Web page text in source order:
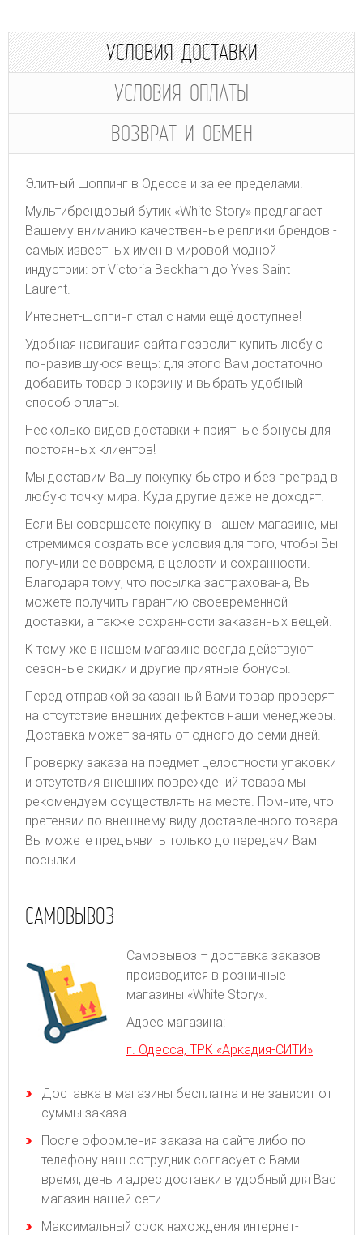
УСЛОВИЯ ДОСТАВКИ
УСЛОВИЯ ОПЛАТЫ
ВОЗВРАТ И ОБМЕН
Элитный шоппинг в Одессе и за ее пределами!
Мультибрендовый бутик «White Story» предлагает
Вашему вниманию качественные реплики брендов -
самых известных имен в мировой модной
индустрии: от Victoria Beckham до Yves Saint
Laurent.
Интернет-шоппинг стал с нами ещё доступнее!
Удобная навигация сайта позволит купить любую
понравившуюся вещь: для этого Вам достаточно
добавить товар в корзину и выбрать удобный
способ оплаты.
Несколько видов доставки + приятные бонусы для
постоянных клиентов!
Мы доставим Вашу покупку быстро и без преград в
любую точку мира. Куда другие даже не доходят!
Если Вы совершаете покупку в нашем магазине, мы
стремимся создать все условия для того, чтобы Вы
получили ее вовремя, в целости и сохранности.
Благодаря тому, что посылка застрахована, Вы
можете получить гарантию своевременной
доставки, а также сохранности заказанных вещей.
К тому же в нашем магазине всегда действуют
сезонные скидки и другие приятные бонусы.
Перед отправкой заказанный Вами товар проверят
на отсутствие внешних дефектов наши менеджеры.
Доставка может занять от одного до семи дней.
Проверку заказа на предмет целостности упаковки
и отсутствия внешних повреждений товара мы
рекомендуем осуществлять на месте. Помните, что
претензии по внешнему виду доставленного товара
Вы можете предъявить только до передачи Вам
посылки.
САМОВЫВОЗ
Самовывоз – доставка заказов
производится в розничные
магазины «White Story».
Адрес магазина:
г. Одесса, ТРК «Аркадия-СИТИ»
Доставка в магазины бесплатна и не зависит от
суммы заказа.
После оформления заказа на сайте либо по
телефону наш сотрудник согласует с Вами
время, день и адрес доставки в удобный для Вас
магазин нашей сети.
Максимальный срок нахождения интернет-